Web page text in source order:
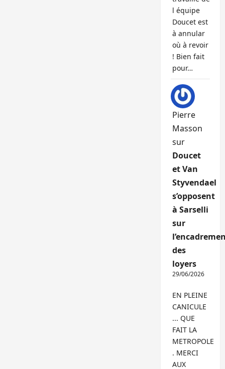
l équipe
Doucet est
à annular
où à revoir
! Bien fait
pour…
Pierre
Masson
sur
Doucet
et Van
Styvendael
s’opposent
à Sarselli
sur
des
loyers
29/06/2026
EN PLEINE
CANICULE
... QUE
FAIT LA
METROPOLE
. MERCI
AUX